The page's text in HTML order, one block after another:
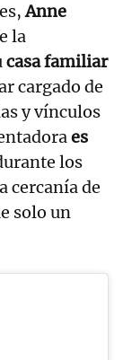
Anne
la
casa familiar
cargado de
y vínculos
es
los
cercanía de
solo un